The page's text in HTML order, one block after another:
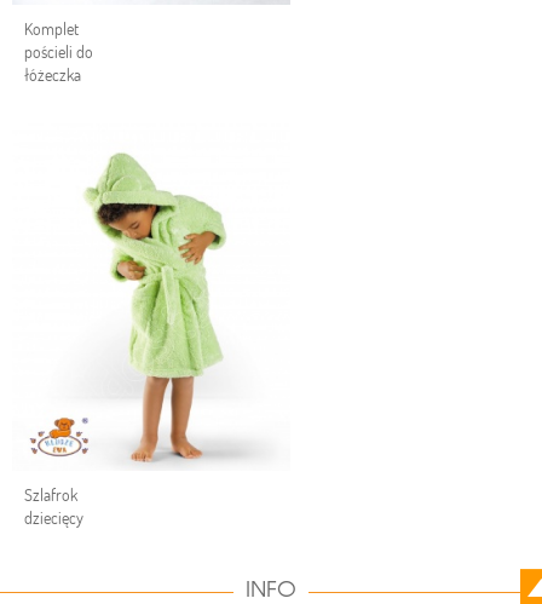
Komplet
pościeli do
łóżeczka
Szlafrok
dziecięcy
INFO